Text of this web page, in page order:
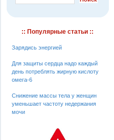
:: Популярные статьи ::
Зарядись энергией
Для защиты сердца надо каждый
день потреблять жирную кислоту
омега-6
Снижение массы тела у женщин
уменьшает частоту недержания
мочи